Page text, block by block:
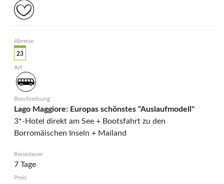
23
Lago Maggiore: Europas schönstes "Auslaufmodell"
3*-Hotel direkt am See + Bootsfahrt zu den
Borromäischen Inseln + Mailand
7 Tage